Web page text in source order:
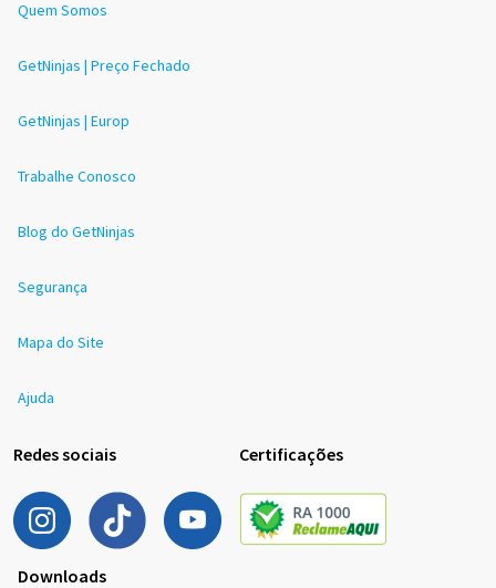
Quem Somos
GetNinjas | Preço Fechado
GetNinjas | Europ
Trabalhe Conosco
Blog do GetNinjas
Segurança
Mapa do Site
Ajuda
Redes sociais Certificações
Downloads